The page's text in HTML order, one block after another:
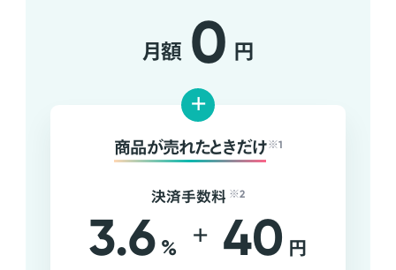
月額 0 円
+
商品が売れたときだけ ※1
決済手数料 ※2
3.6 % + 40 円